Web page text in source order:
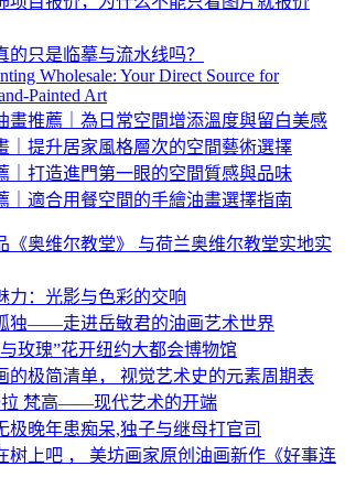
的只是临摹与流水线吗？
Wholesale: Your Direct Source for
Painted Art
畫推薦｜為日常空間增添溫度與留白美感
｜提升居家風格層次的空間藝術選擇
｜打造進門第一眼的空間質感與品味
｜適合用餐空間的手繪油畫選擇指南
《奥维尔教堂》 与荷兰奥维尔教堂实地实
力：光影与色彩的交响
独——走进岳敏君的油画艺术世界
玫瑰”花开纽约大都会博物馆
的极简清单， 视觉艺术史的元素周期表
拉 梵高——现代艺术的开端
极晚年患痴呆,独子与继母打官司
树上吧 ， 美坊画家原创油画新作《好事连